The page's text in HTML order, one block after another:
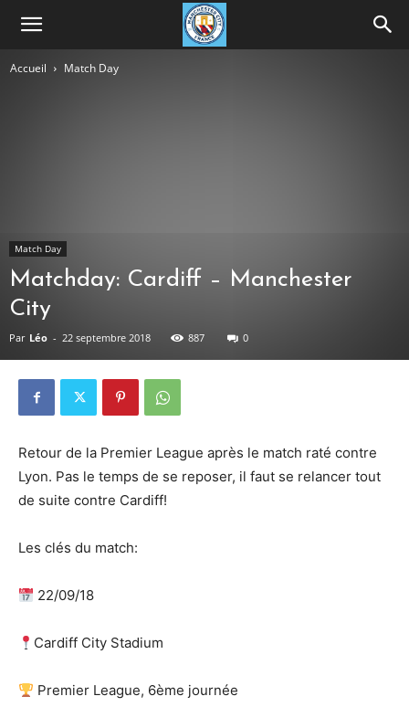
Accueil Match Day
Match Day
Matchday: Cardiff – Manchester
City
Par Léo - 22 septembre 2018 887 0
Retour de la Premier League après le match raté contre
Lyon. Pas le temps de se reposer, il faut se relancer tout
de suite contre Cardiff!
Les clés du match:
22/09/18
Cardiff City Stadium
Premier League, 6ème journée